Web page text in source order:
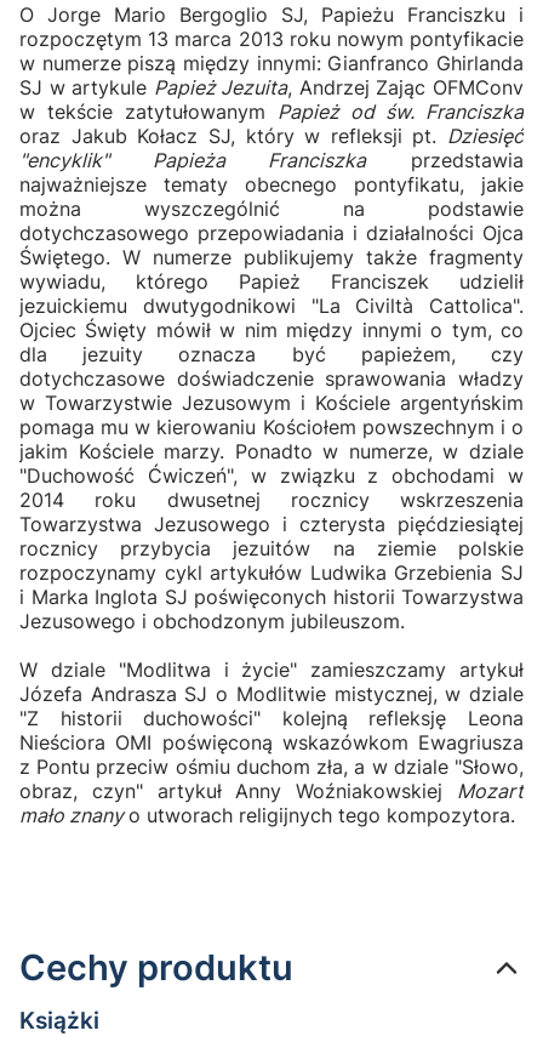
O Jorge Mario Bergoglio SJ, Papieżu Franciszku i
rozpoczętym 13 marca 2013 roku nowym pontyfikacie
w numerze piszą między innymi: Gianfranco Ghirlanda
SJ w artykule Papież Jezuita, Andrzej Zając OFMConv
w tekście zatytułowanym Papież od św. Franciszka
oraz Jakub Kołacz SJ, który w refleksji pt. Dziesięć
"encyklik" Papieża Franciszkaprzedstawia
najważniejsze tematy obecnego pontyfikatu, jakie
można wyszczególnić na podstawie
dotychczasowego przepowiadania i działalności Ojca
Świętego. W numerze publikujemy także fragmenty
wywiadu, którego Papież Franciszek udzielił
jezuickiemu dwutygodnikowi "La Civiltà Cattolica".
Ojciec Święty mówił w nim między innymi o tym, co
dla jezuity oznacza być papieżem, czy
dotychczasowe doświadczenie sprawowania władzy
w Towarzystwie Jezusowym i Kościele argentyńskim
pomaga mu w kierowaniu Kościołem powszechnym i o
jakim Kościele marzy. Ponadto w numerze, w dziale
"Duchowość Ćwiczeń", w związku z obchodami w
2014 roku dwusetnej rocznicy wskrzeszenia
Towarzystwa Jezusowego i czterysta pięćdziesiątej
rocznicy przybycia jezuitów na ziemie polskie
rozpoczynamy cykl artykułów Ludwika Grzebienia SJ
i Marka Inglota SJ poświęconych historii Towarzystwa
Jezusowego i obchodzonym jubileuszom.
W dziale "Modlitwa i życie" zamieszczamy artykuł
Józefa Andrasza SJ o Modlitwie mistycznej, w dziale
"Z historii duchowości" kolejną refleksję Leona
Nieściora OMI poświęconą wskazówkom Ewagriusza
z Pontu przeciw ośmiu duchom zła, a w dziale "Słowo,
obraz, czyn" artykuł Anny Woźniakowskiej Mozart
mało znanyo utworach religijnych tego kompozytora.
Cechy produktu
Książki